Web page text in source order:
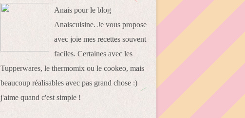
Anais pour le blog
Anaiscuisine. Je vous propose
avec joie mes recettes souvent
faciles. Certaines avec les
Tupperwares, le thermomix ou le cookeo, mais
beaucoup réalisables avec pas grand chose :)
j'aime quand c'est simple !